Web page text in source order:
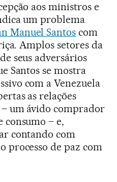
aos ministros e
um problema
Manuel Santos com
Amplos setores da
seus adversários
Santos se mostra
com a Venezuela
as relações
um ávido comprador
consumo – e,
contando com
processo de paz com